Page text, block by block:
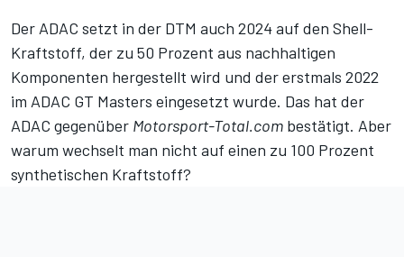
Der ADAC setzt in der DTM auch 2024 auf den Shell-
Kraftstoff, der zu 50 Prozent aus nachhaltigen
Komponenten hergestellt wird und der erstmals 2022
im ADAC GT Masters eingesetzt wurde. Das hat der
ADAC gegenüber Motorsport-Total.com bestätigt. Aber
warum wechselt man nicht auf einen zu 100 Prozent
synthetischen Kraftstoff?